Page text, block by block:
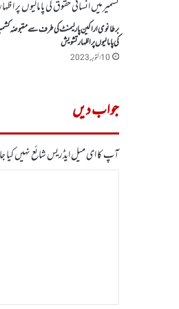
برطانوی اراکین پارلیمنٹ کی طرف سے مقبوضہ
کی پامالیوں پر اظہارتشویش
10 اکتوبر, 2023
جواب دیں
آپ کا ای میل ایڈریس شائع نہیں کیا